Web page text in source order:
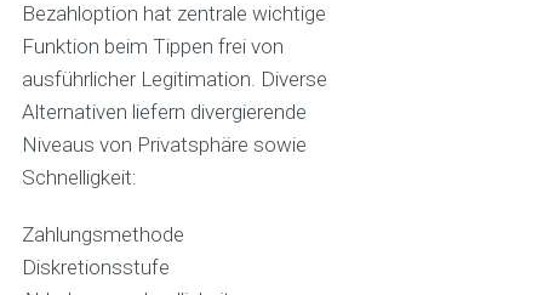
Bezahloption hat zentrale wichtige
Funktion beim Tippen frei von
ausführlicher Legitimation. Diverse
Alternativen liefern divergierende
Niveaus von Privatsphäre sowie
Schnelligkeit:
Zahlungsmethode
Diskretionsstufe